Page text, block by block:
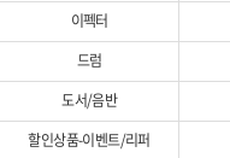
이펙터
드럼
도서/음반
할인상품-이벤트/리퍼